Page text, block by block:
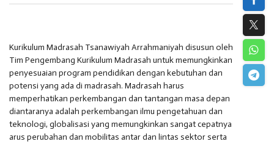
Kurikulum Madrasah Tsanawiyah Arrahmaniyah disusun oleh
Tim Pengembang Kurikulum Madrasah untuk memungkinkan
penyesuaian program pendidikan dengan kebutuhan dan
potensi yang ada di madrasah. Madrasah harus
memperhatikan perkembangan dan tantangan masa depan
diantaranya adalah perkembangan ilmu pengetahuan dan
teknologi, globalisasi yang memungkinkan sangat cepatnya
arus perubahan dan mobilitas antar dan lintas sektor serta